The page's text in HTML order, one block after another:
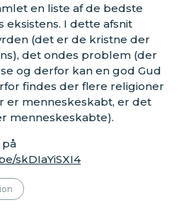
en liste af de bedste
I dette afsnit
(det er de kristne der
det ondes problem (der
og derfor kan en god Gud
findes der flere religioner
er menneskeskabt, er det
menneskeskabte).
på
skDIaYiSXI4